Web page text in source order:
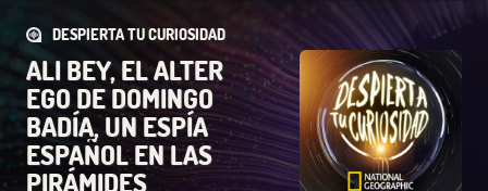
DESPIERTA TU CURIOSIDAD
ALI BEY, EL ALTER
EGO DE DOMINGO
BADÍA, UN ESPÍA
ESPAÑOL EN LAS
PIRÁMIDES